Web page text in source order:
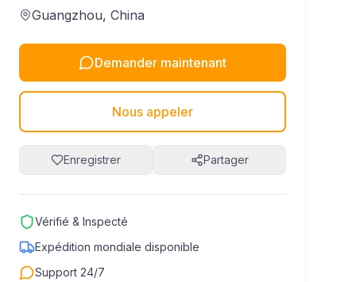
Guangzhou, China
Demander maintenant
Nous appeler
Enregistrer Partager
Vérifié & Inspecté
Expédition mondiale disponible
Support 24/7